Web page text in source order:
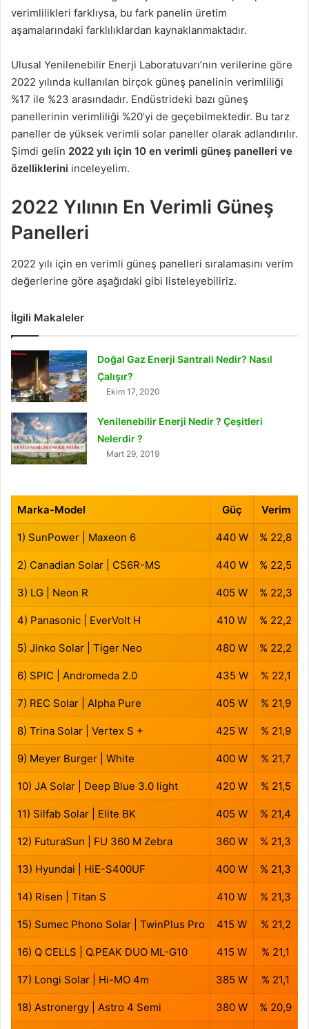
verimlilikleri farklıysa, bu fark panelin üretim
aşamalarındaki farklılıklardan kaynaklanmaktadır.
Ulusal Yenilenebilir Enerji Laboratuvarı’nın verilerine göre
2022 yılında kullanılan birçok güneş panelinin verimliliği
%17 ile %23 arasındadır. Endüstrideki bazı güneş
panellerinin verimliliği %20’yi de geçebilmektedir. Bu tarz
paneller de yüksek verimli solar paneller olarak adlandırılır.
Şimdi gelin 2022 yılı için 10 en verimli güneş panelleri ve
özelliklerini inceleyelim.
2022 Yılının En Verimli Güneş
Panelleri
2022 yılı için en verimli güneş panelleri sıralamasını verim
değerlerine göre aşağıdaki gibi listeleyebiliriz.
İlgili Makaleler
Doğal Gaz Enerji Santrali Nedir? Nasıl
Çalışır?
Ekim 17, 2020
Yenilenebilir Enerji Nedir ? Çeşitleri
Nelerdir ?
Mart 29, 2019
Marka-Model Güç Verim
1) SunPower | Maxeon 6 440 W % 22,8
2) Canadian Solar | CS6R-MS 440 W % 22,5
3) LG | Neon R 405 W % 22,3
4) Panasonic | EverVolt H 410 W % 22,2
5) Jinko Solar | Tiger Neo 480 W % 22,2
6) SPIC | Andromeda 2.0 435 W % 22,1
7) REC Solar | Alpha Pure 405 W % 21,9
8) Trina Solar | Vertex S + 425 W % 21,9
9) Meyer Burger | White 400 W % 21,7
10) JA Solar | Deep Blue 3.0 light 420 W % 21,5
11) Silfab Solar | Elite BK 405 W % 21,4
12) FuturaSun | FU 360 M Zebra 360 W % 21,3
13) Hyundai | HiE-S400UF 400 W % 21,3
14) Risen | Titan S 410 W % 21,3
15) Sumec Phono Solar | TwinPlus Pro 415 W % 21,2
16) Q CELLS | Q.PEAK DUO ML-G10 415 W % 21,1
17) Longi Solar | Hi-MO 4m 385 W % 21,1
18) Astronergy | Astro 4 Semi 380 W % 20,9